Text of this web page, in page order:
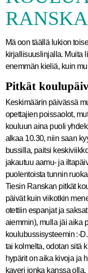
Mä oon täällä lukion
kirjallisuuslinjalla. Muita
enemmän kieliä, kuin
Pitkät
Keskimäärin päivässä
opettajien poissaolot,
kouluun aina puoli
alkaa 10.30, niin saan
bussilla, paitsi
jakautuu aamu- ja
puolentoista tunnin
Tiesin Ranskan pitkät
päivät kuin viikotkin
otettiin espanjat ja
aiemmin), mulla jäi aika
koulubussisysteemin :-
tai kolmelta, odotan sitä
hypärit on aika kivoja ja
kaveri jonka kanssa